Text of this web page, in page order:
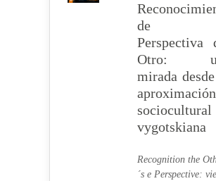
de
Perspectiva
Otro:
mirada
aproximación
sociocultural
vygotskiana
Recognition the
´s e Perspective: